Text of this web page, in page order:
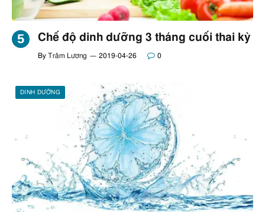
Chế độ dinh dưỡng 3 tháng cuối thai kỳ
By Trâm Lương 2019-04-26 0
DINH DƯỠNG